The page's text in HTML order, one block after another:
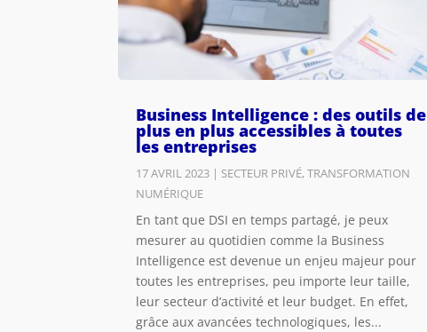
Business Intelligence : des outils de
plus en plus accessibles à toutes
les entreprises
17 AVRIL 2023 | SECTEUR PRIVÉ,TRANSFORMATION
NUMÉRIQUE
En tant que DSI en temps partagé, je peux
mesurer au quotidien comme la Business
Intelligence est devenue un enjeu majeur pour
toutes les entreprises, peu importe leur taille,
leur secteur d’activité et leur budget. En effet,
grâce aux avancées technologiques, les...